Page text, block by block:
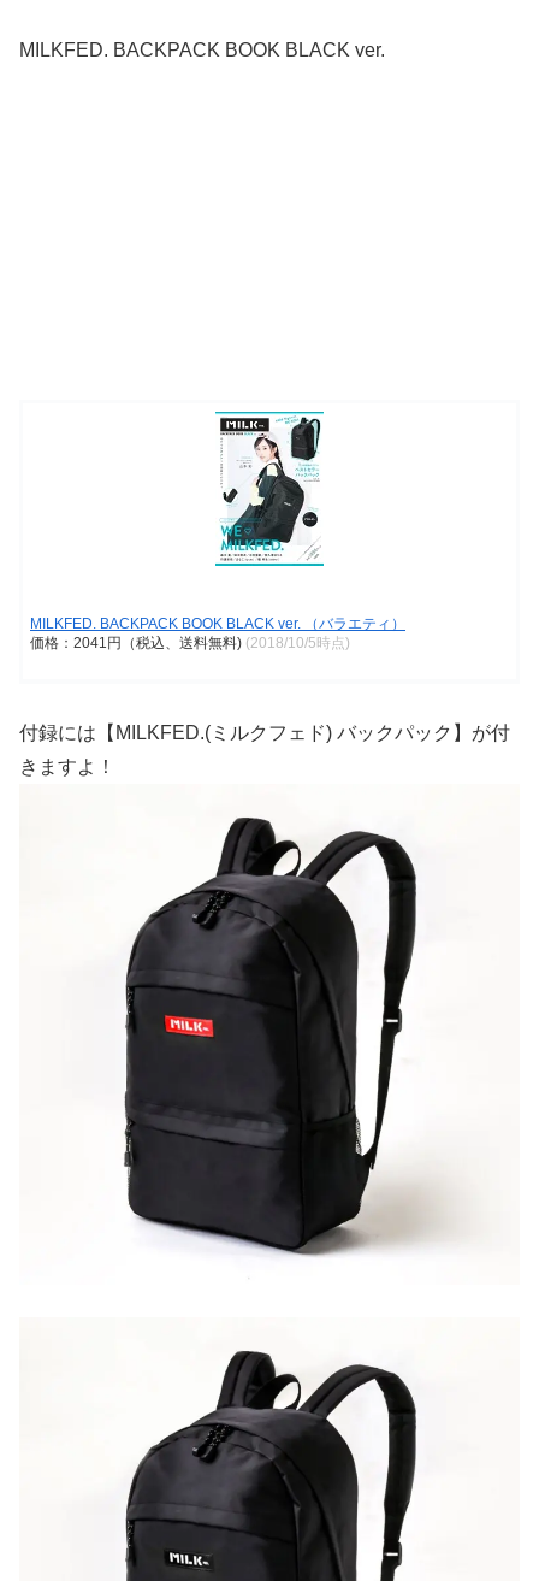
MILKFED. BACKPACK BOOK BLACK ver.
MILKFED. BACKPACK BOOK BLACK ver. （バラエティ）
価格：2041円（税込、送料無料) (2018/10/5時点)
付録には【MILKFED.(ミルクフェド) バックパック】が付
きますよ！